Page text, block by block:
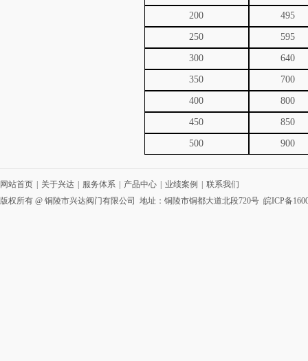
200 495
250 595
300 640
350 700
400 800
450 850
500 900
网站首页 关于兴达 服务体系 产品中心 业绩案例
联系我们
版权所有 @ 铜陵市兴达阀门有限公司 地址：铜陵市铜都大道北段720号 皖ICP备